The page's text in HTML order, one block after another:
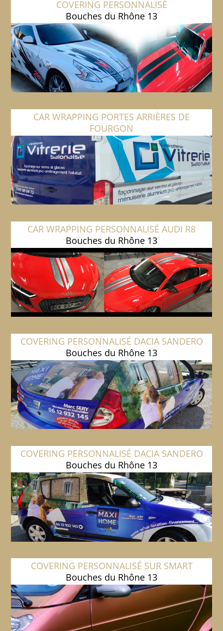
COVERING PERSONNALISÉ
Bouches du Rhône 13
CAR WRAPPING PORTES ARRIÈRES DE
FOURGON
Bouches du Rhône 13
CAR WRAPPING PERSONNALISÉ AUDI R8
Bouches du Rhône 13
COVERING PERSONNALISÉ DACIA SANDERO
Bouches du Rhône 13
COVERING PERSONNALISÉ DACIA SANDERO
Bouches du Rhône 13
COVERING PERSONNALISÉ SUR SMART
Bouches du Rhône 13